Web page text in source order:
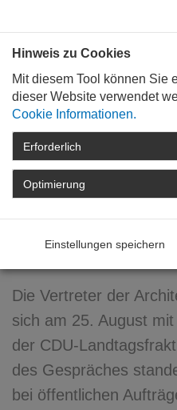
STARTSEITE
Kammer im
CDU-Fraktion
Die Vertreter der
sich am 25. August
der CDU-
des Gespräches
bei öffentlichen
Hinweis zu Cookies
Mit diesem Tool können Sie
dieser Website verwendet
Cookie Informationen.
Erforderlich
Optimierung
Einstellungen speichern